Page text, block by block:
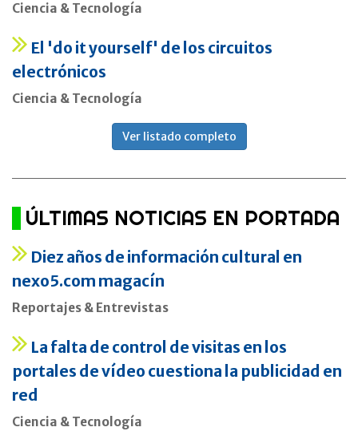
Ciencia & Tecnología
El 'do it yourself' de los circuitos
electrónicos
Ciencia & Tecnología
Ver listado completo
ÚLTIMAS NOTICIAS EN PORTADA
Diez años de información cultural en
nexo5.com magacín
Reportajes & Entrevistas
La falta de control de visitas en los
portales de vídeo cuestiona la publicidad en
red
Ciencia & Tecnología